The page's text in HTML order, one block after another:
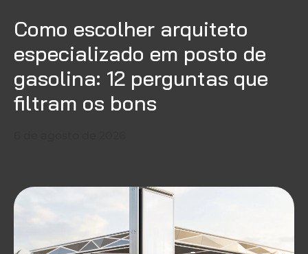
Como escolher arquiteto
especializado em posto de
gasolina: 12 perguntas que
filtram os bons